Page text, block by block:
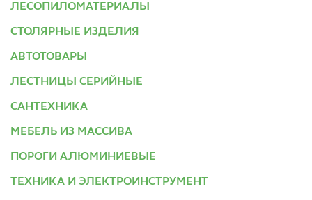
ЛЕСОПИЛОМАТЕРИАЛЫ
СТОЛЯРНЫЕ ИЗДЕЛИЯ
АВТОТОВАРЫ
ЛЕСТНИЦЫ СЕРИЙНЫЕ
САНТЕХНИКА
МЕБЕЛЬ ИЗ МАССИВА
ПОРОГИ АЛЮМИНИЕВЫЕ
ТЕХНИКА И ЭЛЕКТРОИНСТРУМЕНТ